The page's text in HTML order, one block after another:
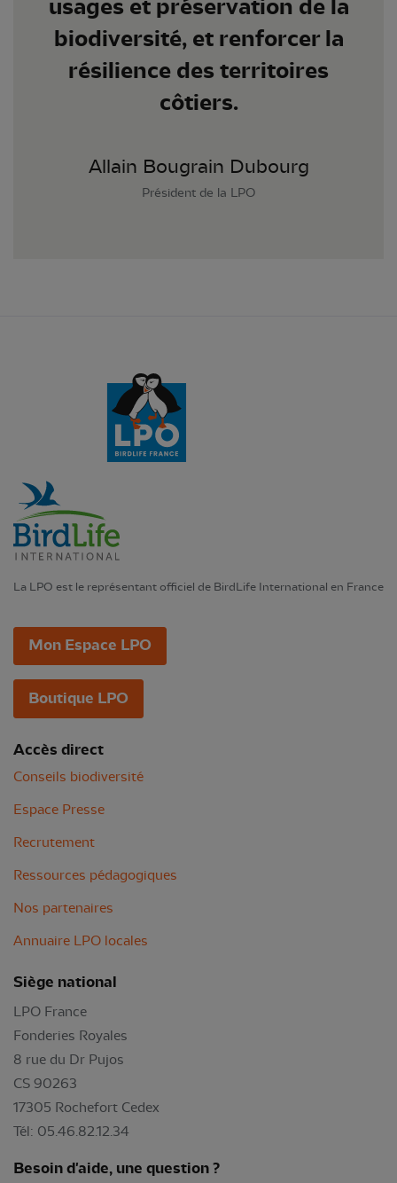
usages et préservation de la
biodiversité, et renforcer la
résilience des territoires
côtiers.
Allain Bougrain Dubourg
Président de la LPO
La LPO est le représentant officiel de BirdLife International en France
Mon Espace LPO
Boutique LPO
Accès direct
Conseils biodiversité
Espace Presse
Recrutement
Ressources pédagogiques
Nos partenaires
Annuaire LPO locales
Siège national
LPO France
Fonderies Royales
8 rue du Dr Pujos
CS 90263
17305 Rochefort Cedex
Tél: 05.46.82.12.34
Besoin d'aide, une question ?